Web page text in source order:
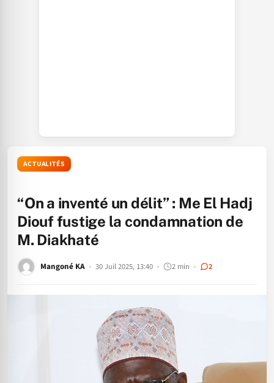
ACTUALITÉS
“On a inventé un délit” : Me El Hadj
Diouf fustige la condamnation de
M. Diakhaté
Mangoné KA 30 Juil 2025, 13:40 2 min 2